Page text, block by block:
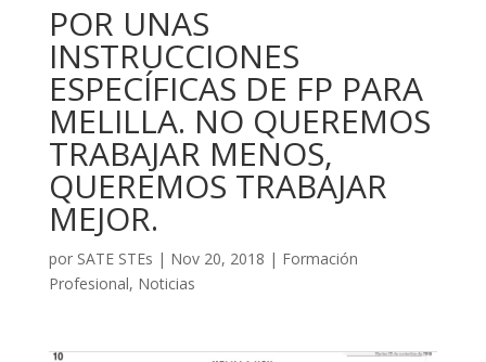
POR UNAS
INSTRUCCIONES
ESPECÍFICAS DE FP PARA
MELILLA. NO QUEREMOS
TRABAJAR MENOS,
QUEREMOS TRABAJAR
MEJOR.
por SATE STEs | Nov 20, 2018 | Formación
Profesional, Noticias